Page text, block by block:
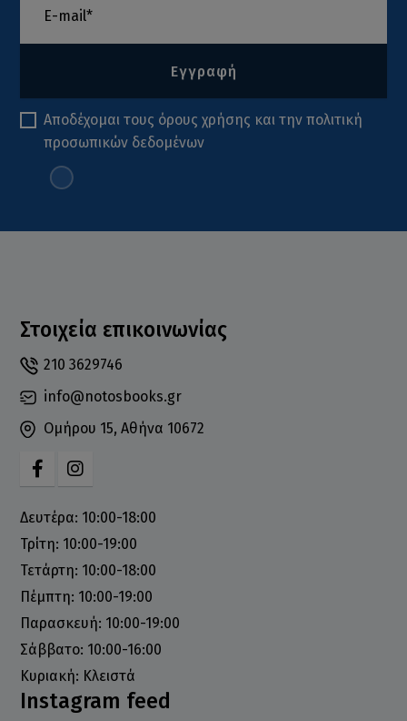
Εγγραφή
Αποδέχομαι τους όρους χρήσης και τηνπολιτική
προσωπικών δεδομένων
Στοιχεία επικοινωνίας
210 3629746
info@notosbooks.gr
Ομήρου 15, Αθήνα 10672
Δευτέρα: 10:00-18:00
Τρίτη: 10:00-19:00
Τετάρτη: 10:00-18:00
Πέμπτη: 10:00-19:00
Παρασκευή: 10:00-19:00
Σάββατο: 10:00-16:00
Κυριακή: Κλειστά
Instagram feed